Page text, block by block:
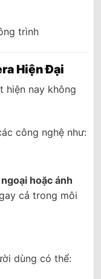
trình
Hiện Đại
hiện nay không
công nghệ như:
hoặc ánh
cả trong môi
dùng có thể: